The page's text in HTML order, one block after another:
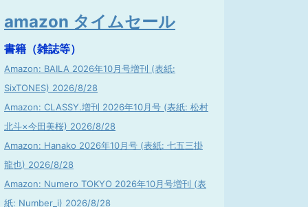
amazon タイムセール
書籍（雑誌等）
Amazon: BAILA 2026年10月号増刊 (表紙:
SixTONES) 2026/8/28
Amazon: CLASSY.増刊 2026年10月号 (表紙: 松村
北斗×今田美桜) 2026/8/28
Amazon: Hanako 2026年10月号 (表紙: 七五三掛
龍也) 2026/8/28
Amazon: Numero TOKYO 2026年10月号増刊 (表
紙: Number_i) 2026/8/28